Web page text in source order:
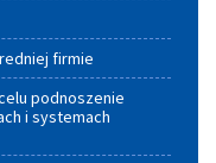
firmie
podnoszenie
i systemach